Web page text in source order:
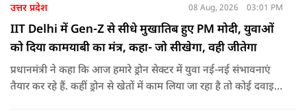
उत्तर प्रदेश 08 Aug, 2026 03:01 PM
IIT Delhi में Gen-Z से सीधे मुखातिब हुए PM मोदी, युवाओं
को दिया कामयाबी का मंत्र, कहा- जो सीखेगा, वही जीतेगा
प्रधानमंत्री ने कहा कि आज हमारे ड्रोन सेक्टर में युवा नई-नई संभावनाएं
तैयार कर रहे हैं. कहीं ड्रोन से खेतों में काम लिया जा रहा है तो कोई दवाइयां